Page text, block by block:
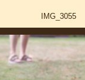
IMG_3055